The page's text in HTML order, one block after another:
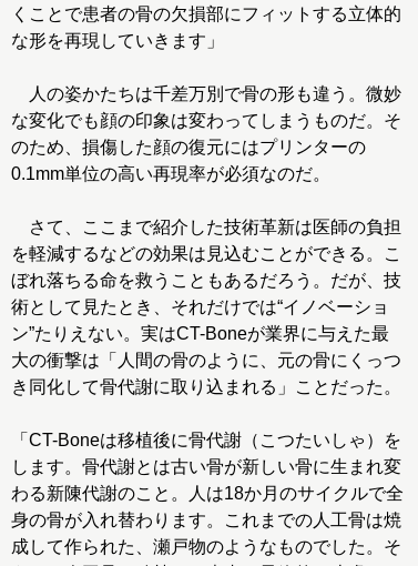
くことで患者の骨の欠損部にフィットする立体的
な形を再現していきます」
人の姿かたちは千差万別で骨の形も違う。微妙
な変化でも顔の印象は変わってしまうものだ。そ
のため、損傷した顔の復元にはプリンターの
0.1mm単位の高い再現率が必須なのだ。
さて、ここまで紹介した技術革新は医師の負担
を軽減するなどの効果は見込むことができる。こ
ぼれ落ちる命を救うこともあるだろう。だが、技
術として見たとき、それだけでは“イノベーショ
ン”たりえない。実はCT-Boneが業界に与えた最
大の衝撃は「人間の骨のように、元の骨にくっつ
き同化して骨代謝に取り込まれる」ことだった。
「CT-Boneは移植後に骨代謝（こつたいしゃ）を
します。骨代謝とは古い骨が新しい骨に生まれ変
わる新陳代謝のこと。人は18か月のサイクルで全
身の骨が入れ替わります。これまでの人工骨は焼
成して作られた、瀬戸物のようなものでした。そ